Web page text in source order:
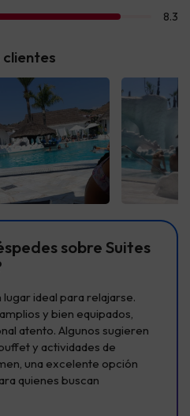
sobre Suites
lugar ideal para relajarse.
y bien equipados,
atento. Algunos sugieren
y actividades de
una excelente opción
quienes buscan